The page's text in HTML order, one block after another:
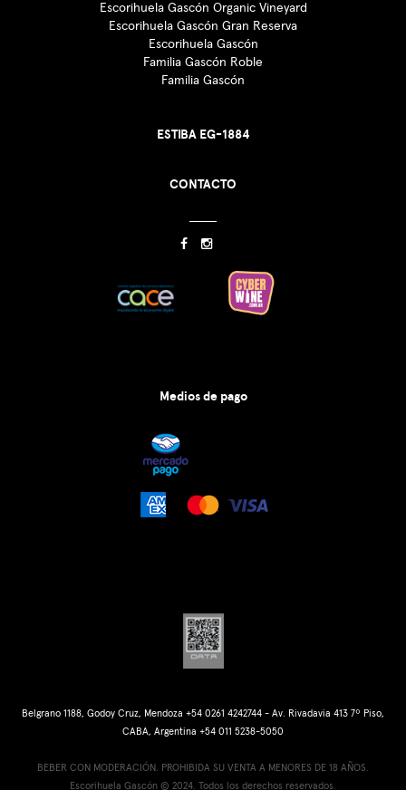
Escorihuela Gascón Organic Vineyard
Escorihuela Gascón Gran Reserva
Escorihuela Gascón
Familia Gascón Roble
Familia Gascón
ESTIBA EG-1884
CONTACTO
Medios de pago
Belgrano 1188, Godoy Cruz, Mendoza +54 0261 4242744 - Av. Rivadavia 413 7º Piso,
CABA, Argentina +54 011 5238-5050
BEBER CON MODERACIÓN. PROHIBIDA SU VENTA A MENORES DE 18 AÑOS.
Escorihuela Gascón © 2024. Todos los derechos reservados.